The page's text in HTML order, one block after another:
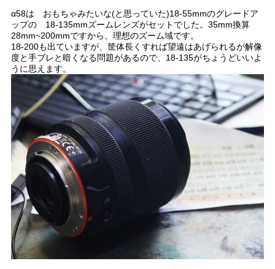
α58は おもちゃみたいな(と思っていた)18-55mmのグレードア
ップの 18-135mmズームレンズがセットでした。35mm換算
28mm~200mmですから、理想のズーム域です。
18-200も出ていますが、筐体長くすれば望遠はあげられるが解像
度と手ブレと暗くなる問題があるので、18-135がちょうどいいよ
うに思えます。